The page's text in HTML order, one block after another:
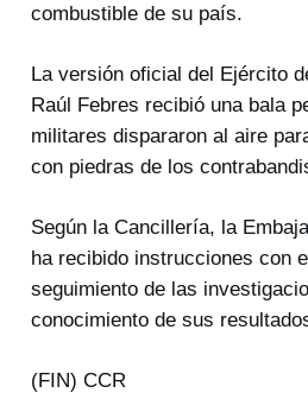
combustible de su país.
La versión oficial del Ejército
Raúl Febres recibió una bala
militares dispararon al aire
con piedras de los
Según la Cancillería, la
ha recibido instrucciones con
seguimiento de las
conocimiento de sus
(FIN) CCR